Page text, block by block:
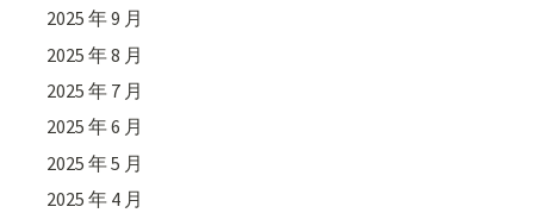
2025 年 9 月
2025 年 8 月
2025 年 7 月
2025 年 6 月
2025 年 5 月
2025 年 4 月